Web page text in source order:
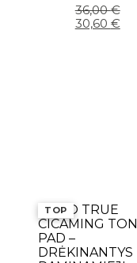
36,00€
Original
price
30,60 €
Current
price
TOP